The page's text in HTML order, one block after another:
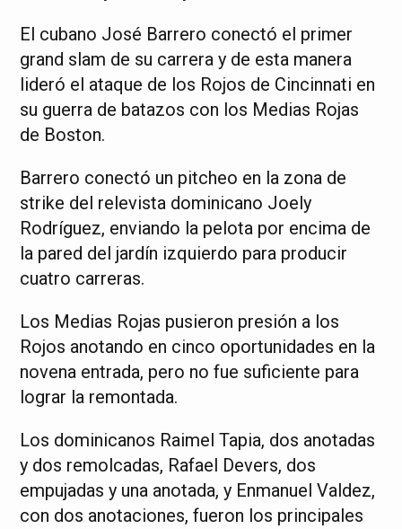
El cubano José Barrero conectó el primer
grand slam de su carrera y de esta manera
lideró el ataque de los Rojos de Cincinnati en
su guerra de batazos con los Medias Rojas
de Boston.
Barrero conectó un pitcheo en la zona de
strike del relevista dominicano Joely
Rodríguez, enviando la pelota por encima de
la pared del jardín izquierdo para producir
cuatro carreras.
Los Medias Rojas pusieron presión a los
Rojos anotando en cinco oportunidades en la
novena entrada, pero no fue suficiente para
lograr la remontada.
Los dominicanos Raimel Tapia, dos anotadas
y dos remolcadas, Rafael Devers, dos
empujadas y una anotada, y Enmanuel Valdez,
con dos anotaciones, fueron los principales